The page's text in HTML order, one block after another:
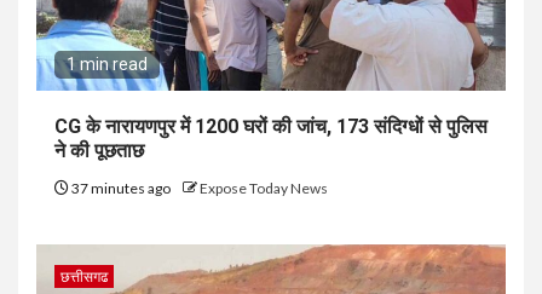
1 min read
CG के नारायणपुर में 1200 घरों की जांच, 173 संदिग्धों से पुलिस
ने की पूछताछ
37 minutes ago Expose Today News
छत्तीसगढ